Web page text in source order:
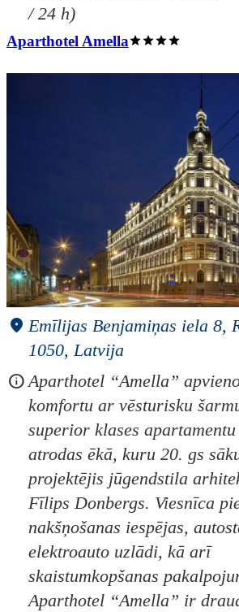
/ 24 h)
Aparthotel Amella
Emīlijas Benjamiņas iela 8,
1050, Latvija
Aparthotel “Amella”
komfortu ar vēsturisku
superior klases
atrodas ēkā, kuru 20. gs
projektējis jūgendstila
Fīlips Donbergs. Viesnīca
nakšņošanas iespējas,
elektroauto uzlādi, kā arī
skaistumkopšanas
Aparthotel “Amella” ir